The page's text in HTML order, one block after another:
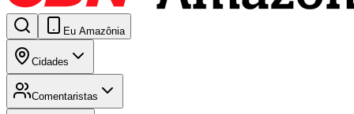
Eu Amazônia
Cidades
Comentaristas